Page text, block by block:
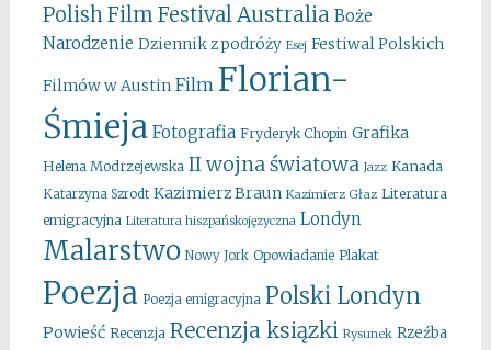
Polish Film FestivalAustralia Boże
Narodzenie Dziennik z podróży Esej Festiwal Polskich
Filmów w Austin Film Florian-
Śmieja Fotografia Fryderyk Chopin Grafika
Helena Modrzejewska II wojna światowa Jazz Kanada
Katarzyna Szrodt Kazimierz Braun Kazimierz Głaz Literatura
emigracyjna Literatura hiszpańskojęzyczna Londyn
Malarstwo Nowy Jork Opowiadanie Plakat
Poezja Poezja emigracyjna Polski Londyn
Powieść Recenzja Recenzja ksiązki Rysunek Rzeźba